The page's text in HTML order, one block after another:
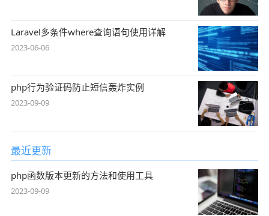
Laravel多条件where查询语句使用详解
2023-06-06
php行为验证码防止短信轰炸实例
2023-09-09
最近更新
php函数版本更新的方法和使用工具
2023-09-09